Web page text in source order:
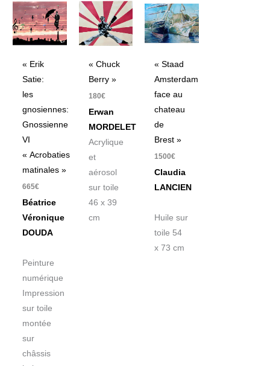
« Erik
Satie:
les
gnosiennes:
Gnossienne
VI
« Acrobaties
matinales »
665€
Béatrice
Véronique
DOUDA
Peinture
numérique
Impression
sur toile
montée
sur
châssis
« Chuck
Berry »
180€
Erwan
MORDELET
Acrylique
et
aérosol
sur toile
46 x 39
cm
« Staad
Amsterdam
face au
chateau
de
Brest »
1500€
Claudia
LANCIEN
Huile sur
toile 54
x 73 cm